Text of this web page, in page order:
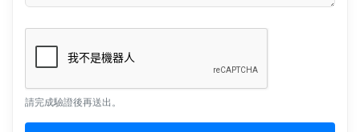
請完成驗證後再送出。